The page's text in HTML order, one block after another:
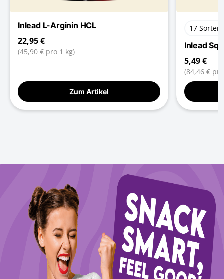
Inlead L-Arginin HCL
22,95 €
(45,90 € pro 1 kg)
Zum Artikel
17 Sorten
Inlead
5,49 €
(84,46 €